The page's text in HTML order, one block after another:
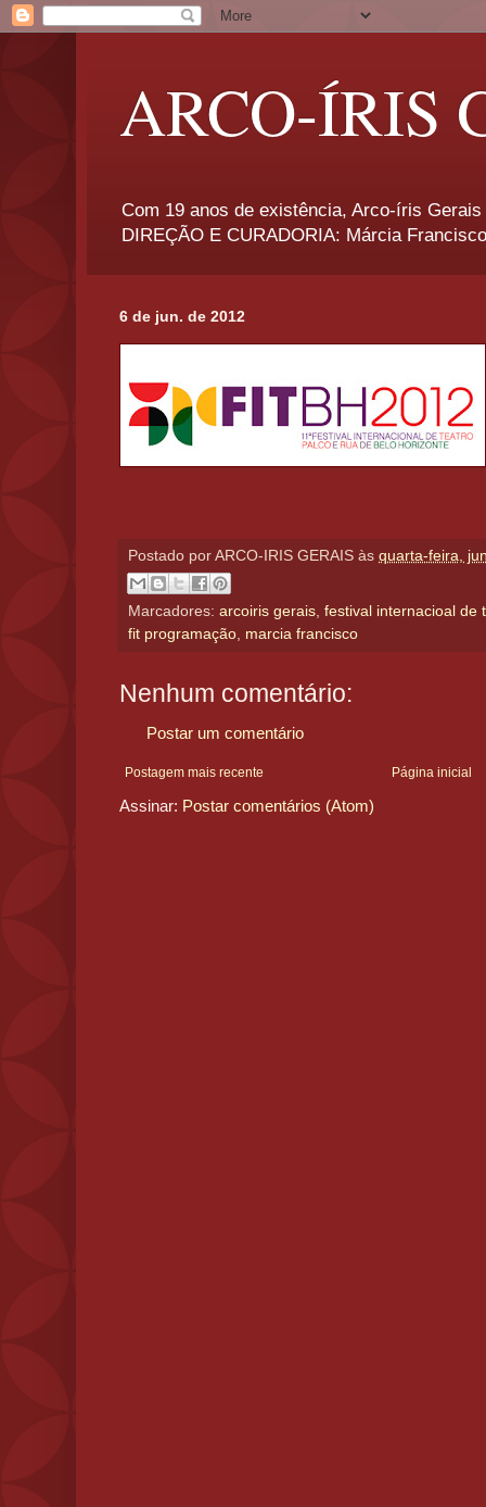
ARCO-ÍRIS
Com 19 anos de existência, Arco-íris
DIREÇÃO E CURADORIA: Márcia
6 de jun. de 2012
Postado por ARCO-IRIS GERAIS às quarta-feira,
Marcadores: arcoiris gerais festival internacioal de
fit programação marcia francisco
Nenhum comentário:
Postar um comentário
Postagem mais recente Página inicial
Assinar: Postar comentários (Atom)